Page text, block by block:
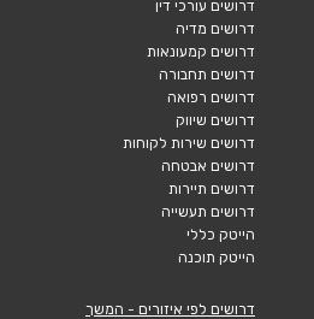
דרושים עורכי דין
דרושים מדיה
דרושים קמעונאות
דרושים תחבורה
דרושים רפואה
דרושים שיווק
דרושים שירות לקוחות
דרושים אבטחה
דרושים תיירות
דרושים תעשייה
הייטק כללי
הייטק תוכנה
דרושים לפי איזורים - המשך